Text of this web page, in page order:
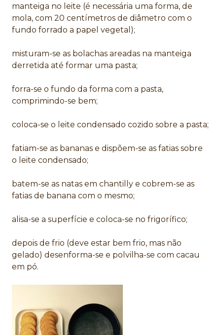
manteiga no leite (é necessária uma forma, de
mola, com 20 centímetros de diâmetro com o
fundo forrado a papel vegetal);
misturam-se as bolachas areadas na manteiga
derretida até formar uma pasta;
forra-se o fundo da forma com a pasta,
comprimindo-se bem;
coloca-se o leite condensado cozido sobre a pasta;
fatiam-se as bananas e dispõem-se as fatias sobre
o leite condensado;
batem-se as natas em chantilly e cobrem-se as
fatias de banana com o mesmo;
alisa-se a superfície e coloca-se no frigorífico;
depois de frio (deve estar bem frio, mas não
gelado) desenforma-se e polvilha-se com cacau
em pó.